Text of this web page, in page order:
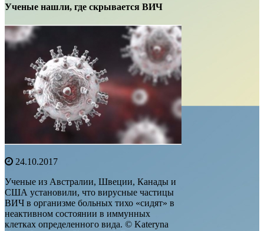
Ученые нашли, где скрывается ВИЧ
24.10.2017
Ученые из Австралии, Швеции, Канады и
США установили, что вирусные частицы
ВИЧ в организме больных тихо «сидят» в
неактивном состоянии в иммунных
клетках определенного вида. © Kateryna